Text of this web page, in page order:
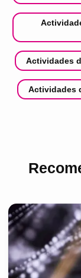
Actividades
Actividades